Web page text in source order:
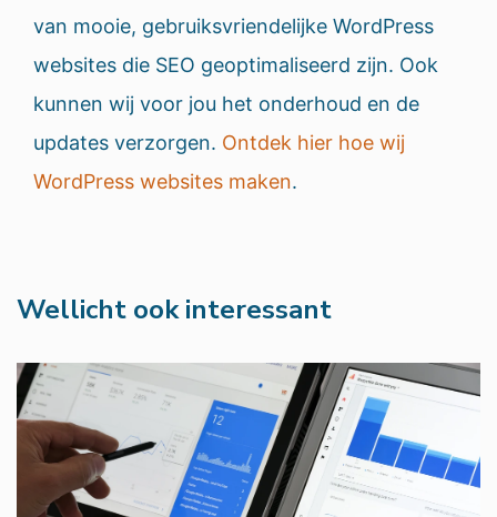
van mooie, gebruiksvriendelijke WordPress
websites die SEO geoptimaliseerd zijn. Ook
kunnen wij voor jou het onderhoud en de
updates verzorgen. Ontdek hier hoe wij
WordPress websites maken.
Wellicht ook interessant